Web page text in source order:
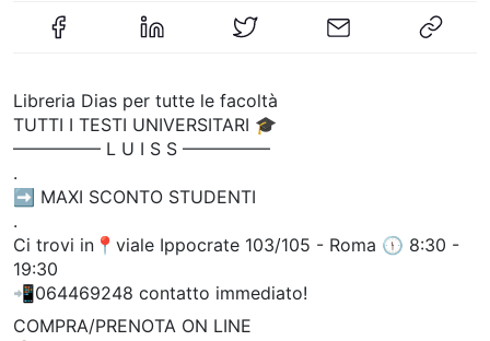
Libreria Dias per tutte le facoltà
TUTTI I TESTI UNIVERSITARI 🎓
————— L U I S S —————
.
➡️ MAXI SCONTO STUDENTI
.
Ci trovi in📍viale Ippocrate 103/105 - Roma 🕦 8:30 -
19:30
📲064469248 contatto immediato!
COMPRA/PRENOTA ON LINE